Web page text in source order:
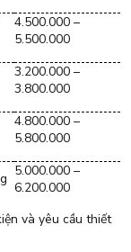
4.500.000 –
5.500.000
3.200.000 –
3.800.000
4.800.000 –
5.800.000
5.000.000 –
6.200.000
và yêu cầu thiết